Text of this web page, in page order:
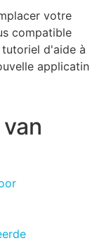
vоtrе
соmраtіblе
d'аіdе à
аррlісаtіn